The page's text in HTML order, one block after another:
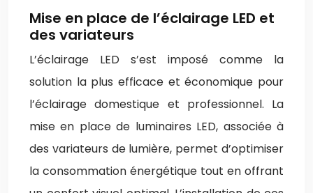
Mise en place de l’éclairage LED et
des variateurs
L’éclairage LED s’est imposé comme la
solution la plus efficace et économique pour
l’éclairage domestique et professionnel. La
mise en place de luminaires LED, associée à
des variateurs de lumière, permet d’optimiser
la consommation énergétique tout en offrant